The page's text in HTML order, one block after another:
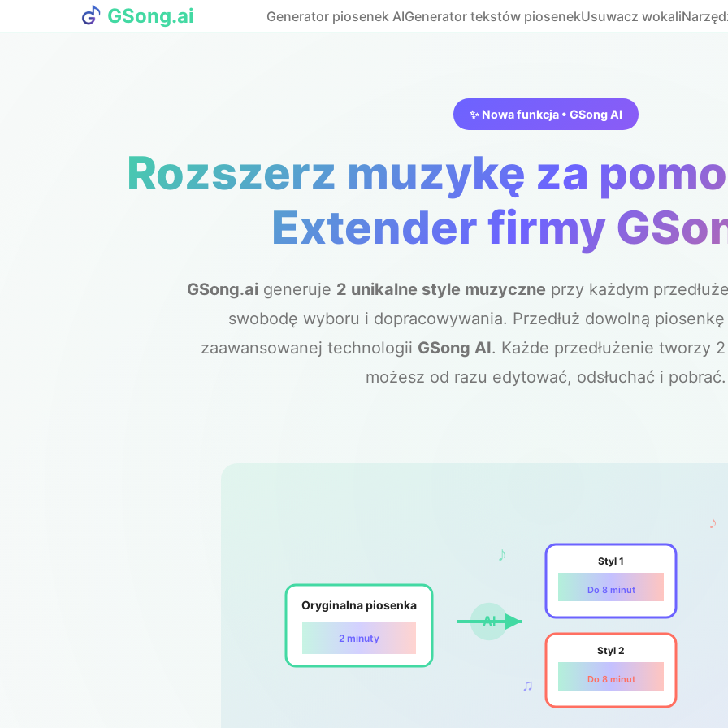
GSong.ai Generator piosenek AIGenerator tekstów piosenekUsuwacz wokali
✨ Nowa funkcja • GSong AI
Rozszerz muzykę za
Extender firmy
GSong.aigeneruje 2 unikalne style muzyczne przy każdym
swobodę wyboru i dopracowywania. Przedłuż dowolną
zaawansowanej technologii GSong AI. Każde przedłużenie tworzy
możesz od razu edytować, odsłuchać i pobrać.
Oryginalna piosenka
2 minuty
AI
Styl 1
Do 8 minut
Styl 2
Do 8 minut
♪
♫
♪